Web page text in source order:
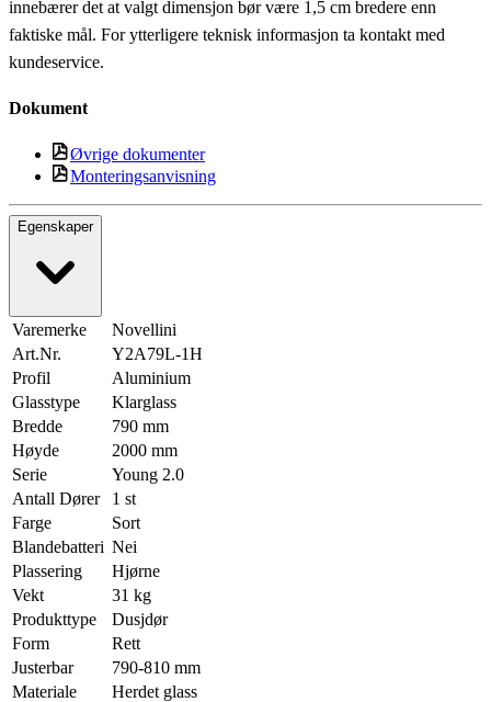
innebærer det at valgt dimensjon bør være 1,5 cm bredere enn
faktiske mål. For ytterligere teknisk informasjon ta kontakt med
kundeservice.
Dokument
Øvrige dokumenter
Monteringsanvisning
Egenskaper
Varemerke
Novellini
Art.Nr.
Y2A79L-1H
Profil
Aluminium
Glasstype
Klarglass
Bredde
790 mm
Høyde
2000 mm
Serie
Young 2.0
Antall Dører
1 st
Farge
Sort
Blandebatteri Nei
Plassering
Hjørne
Vekt
31 kg
Produkttype
Dusjdør
Form
Rett
Justerbar
790-810 mm
Materiale
Herdet glass